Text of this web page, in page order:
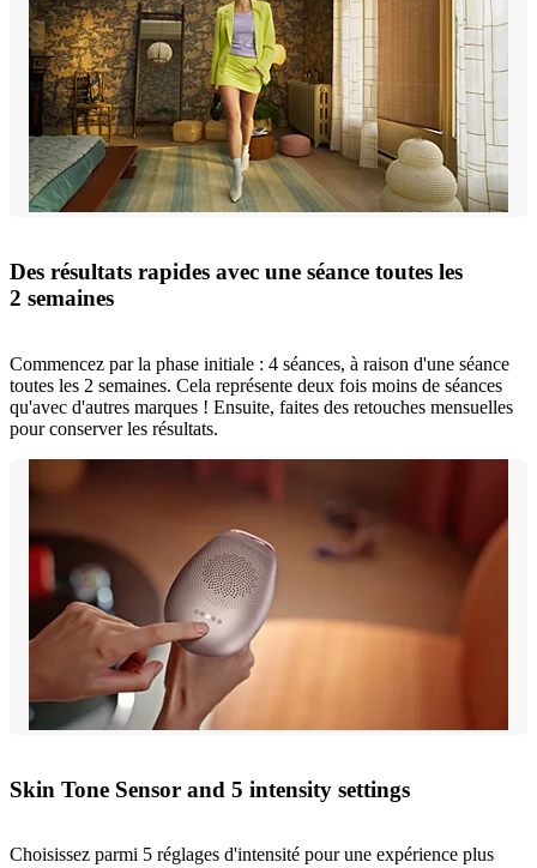
Des résultats rapides avec une séance toutes les
2 semaines
Commencez par la phase initiale : 4 séances, à raison d'une séance
toutes les 2 semaines. Cela représente deux fois moins de séances
qu'avec d'autres marques ! Ensuite, faites des retouches mensuelles
pour conserver les résultats.
Skin Tone Sensor and 5 intensity settings
Choisissez parmi 5 réglages d'intensité pour une expérience plus